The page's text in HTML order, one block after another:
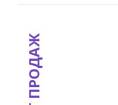
ХИТ ПРОДАЖ